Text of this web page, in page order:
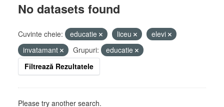
No datasets found
Cuvinte cheie: educatie liceu
elevi
invatamant
Grupuri:
educatie
Filtrează Rezultatele
Please try another search.